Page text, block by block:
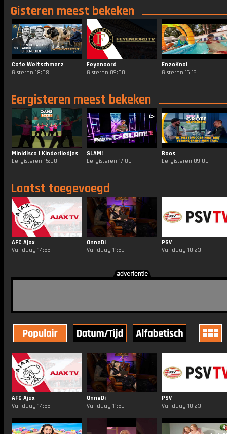
Gisteren meest bekeken
Cafe Weltschmerz
Gisteren 18:08
Feyenoord
Gisteren 09:00
EnzoKnol
Gisteren 16:12
Eergisteren meest bekeken
Minidisco | Kinderliedjes
Eergisteren 15:00
SLAM!
Eergisteren 17:00
Boos
Eergisteren 09:00
Laatst toegevoegd
AFC Ajax
Vandaag 14:55
OnneDi
Vandaag 11:53
PSV
Vandaag 10:23
AFC Ajax
Vandaag 14:55
OnneDi
Vandaag 11:53
PSV
Vandaag 10:23